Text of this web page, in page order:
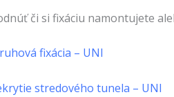
či si fixáciu namontujete
fixácia – UNI
stredového tunela – UNI